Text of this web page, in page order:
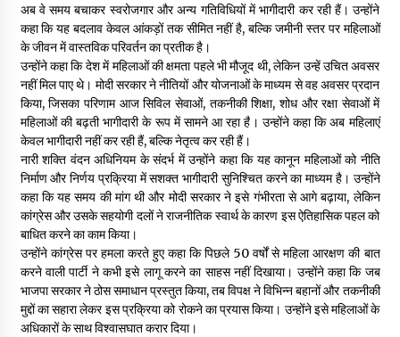
अब वे समय बचाकर स्वरोजगार और अन्य गतिविधियों में भागीदारी कर रही हैं। उन्होंने
कहा कि यह बदलाव केवल आंकड़ों तक सीमित नहीं है, बल्कि जमीनी स्तर पर महिलाओं
के जीवन में वास्तविक परिवर्तन का प्रतीक है।
उन्होंने कहा कि देश में महिलाओं की क्षमता पहले भी मौजूद थी, लेकिन उन्हें उचित अवसर
नहीं मिल पाए थे। मोदी सरकार ने नीतियों और योजनाओं के माध्यम से वह अवसर प्रदान
किया, जिसका परिणाम आज सिविल सेवाओं, तकनीकी शिक्षा, शोध और रक्षा सेवाओं में
महिलाओं की बढ़ती भागीदारी के रूप में सामने आ रहा है। उन्होंने कहा कि अब महिलाएं
केवल भागीदारी नहीं कर रही हैं, बल्कि नेतृत्व कर रही हैं।
नारी शक्ति वंदन अधिनियम के संदर्भ में उन्होंने कहा कि यह कानून महिलाओं को नीति
निर्माण और निर्णय प्रक्रिया में सशक्त भागीदारी सुनिश्चित करने का माध्यम है। उन्होंने
कहा कि यह समय की मांग थी और मोदी सरकार ने इसे गंभीरता से आगे बढ़ाया, लेकिन
कांग्रेस और उसके सहयोगी दलों ने राजनीतिक स्वार्थ के कारण इस ऐतिहासिक पहल को
बाधित करने का काम किया।
उन्होंने कांग्रेस पर हमला करते हुए कहा कि पिछले 50 वर्षों से महिला आरक्षण की बात
करने वाली पार्टी ने कभी इसे लागू करने का साहस नहीं दिखाया। उन्होंने कहा कि जब
भाजपा सरकार ने ठोस समाधान प्रस्तुत किया, तब विपक्ष ने विभिन्न बहानों और तकनीकी
मुद्दों का सहारा लेकर इस प्रक्रिया को रोकने का प्रयास किया। उन्होंने इसे महिलाओं के
अधिकारों के साथ विश्वासघात करार दिया।